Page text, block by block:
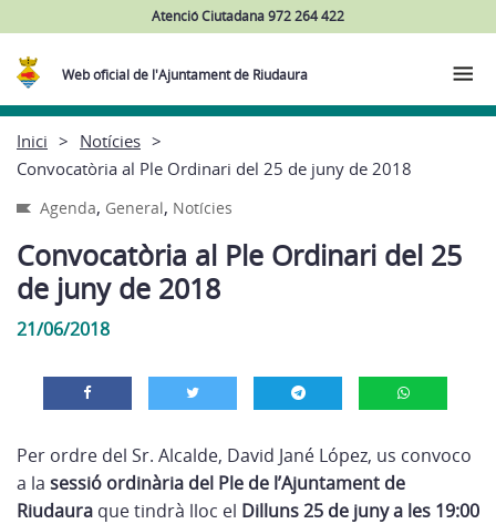
Atenció Ciutadana 972 264 422
Web oficial de l'Ajuntament de Riudaura
Inici
Notícies
Convocatòria al Ple Ordinari del 25 de juny de 2018
Agenda, General, Notícies
Convocatòria al Ple Ordinari del 25
de juny de 2018
21/06/2018
Per ordre del Sr. Alcalde, David Jané López, us convoco
a la sessió ordinària del Ple de l’Ajuntament de
Riudaura que tindrà lloc el Dilluns 25 de juny a les 19:00